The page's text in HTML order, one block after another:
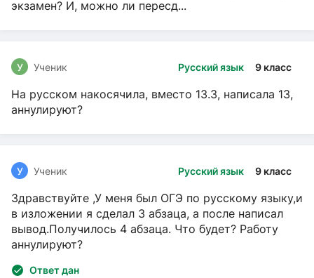
экзамен? И, можно ли пересд...
Русский язык 9 класс
У Ученик
На русском накосячила, вместо 13.3, написала 13,
аннулируют?
Русский язык 9 класс
У Ученик
Здравствуйте ,У меня был ОГЭ по русскому языку,и
в изложении я сделал 3 абзаца, а после написал
вывод.Получилось 4 абзаца. Что будет? Работу
аннулируют?
Ответ дан